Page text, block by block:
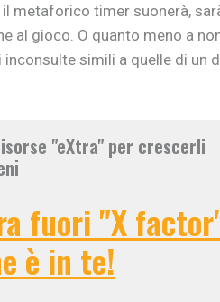
il metaforico timer suonerà,
al gioco. O quanto meno a
inconsulte simili a quelle di un
"eXtra" per crescerli
fuori "X
è in te!